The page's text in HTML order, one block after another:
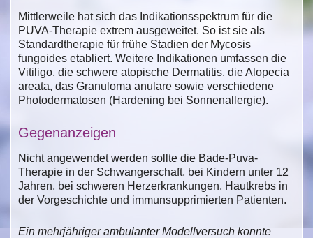
Mittlerweile hat sich das Indikationsspektrum für die
PUVA-Therapie extrem ausgeweitet. So ist sie als
Standardtherapie für frühe Stadien der Mycosis
fungoides etabliert. Weitere Indikationen umfassen die
Vitiligo, die schwere atopische Dermatitis, die Alopecia
areata, das Granuloma anulare sowie verschiedene
Photodermatosen (Hardening bei Sonnenallergie).
Gegenanzeigen
Nicht angewendet werden sollte die Bade-Puva-
Therapie in der Schwangerschaft, bei Kindern unter 12
Jahren, bei schweren Herzerkrankungen, Hautkrebs in
der Vorgeschichte und immunsupprimierten Patienten.
Ein mehrjähriger ambulanter Modellversuch konnte